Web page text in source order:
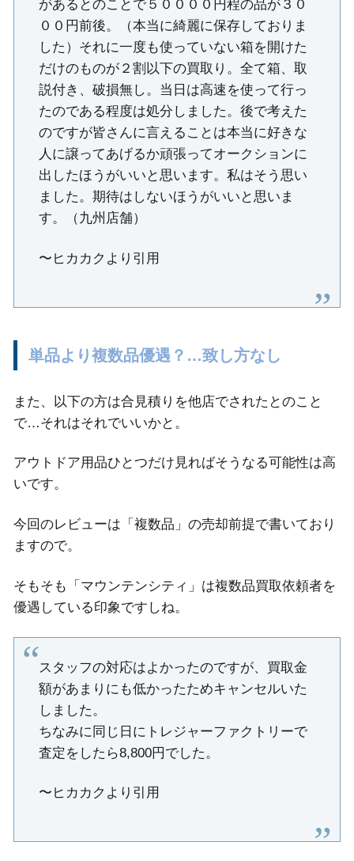
があるとのことで５００００円程の品が３０
００円前後。（本当に綺麗に保存しておりま
した）それに一度も使っていない箱を開けた
だけのものが２割以下の買取り。全て箱、取
説付き、破損無し。当日は高速を使って行っ
たのである程度は処分しました。後で考えた
のですが皆さんに言えることは本当に好きな
人に譲ってあげるか頑張ってオークションに
出したほうがいいと思います。私はそう思い
ました。期待はしないほうがいいと思いま
す。（九州店舗）
〜ヒカカクより引用
単品より複数品優遇？…致し方なし
また、以下の方は合見積りを他店でされたとのこと
で…それはそれでいいかと。
アウトドア用品ひとつだけ見ればそうなる可能性は高
いです。
今回のレビューは「複数品」の売却前提で書いており
ますので。
そもそも「マウンテンシティ」は複数品買取依頼者を
優遇している印象ですしね。
スタッフの対応はよかったのですが、買取金
額があまりにも低かったためキャンセルいた
しました。
ちなみに同じ日にトレジャーファクトリーで
査定をしたら8,800円でした。
〜ヒカカクより引用